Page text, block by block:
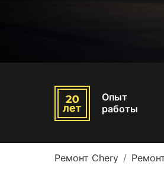
Опыт
работы
Ремонт Chery